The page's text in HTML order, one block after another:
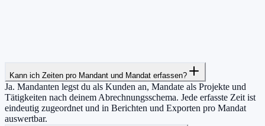
Kann ich Zeiten pro Mandant und Mandat erfassen?
Ja. Mandanten legst du als Kunden an, Mandate als Projekte und
Tätigkeiten nach deinem Abrechnungsschema. Jede erfasste Zeit ist
eindeutig zugeordnet und in Berichten und Exporten pro Mandat
auswertbar.